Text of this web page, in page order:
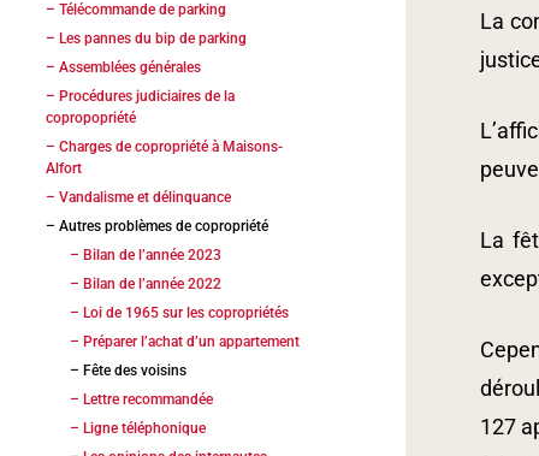
– Télécommande de parking
– Introduction
– Rappel du contexte et des faits
– Rappel d’autres dispositions
importantes
– Rappel de principes juridiques
– Jugements
– Jugement n°06/12454
– Jugement n° 91-07-000328
– Arrêt n° 08/01722
– Les pannes du bip de parking
– Assemblées générales
– Procédures judiciaires de la
copropopriété
– Procès n°4
– Procès n°5
– Charges de copropriété à Maisons-
Alfort
– Saisie-immobilière
– Appels de fonds trimestriels
– Authenticité des pièces
comptables
– Peut-on réduire les charges de
– Vandalisme et délinquance
– Criminalité et Gendarmerie
– Vandalisme dans le parking
souterrain
– Vandalisme avant réunion
– Délinquance parking
– Feu de poubelles
– Autres problèmes de copropriété
– Bilan de l’année 2023
– Bilan de l’année 2022
– Loi de 1965 sur les copropriétés
– Préparer l’achat d’un appartement
– Fête des voisins
– Lettre recommandée
– Ligne téléphonique
La
La
127